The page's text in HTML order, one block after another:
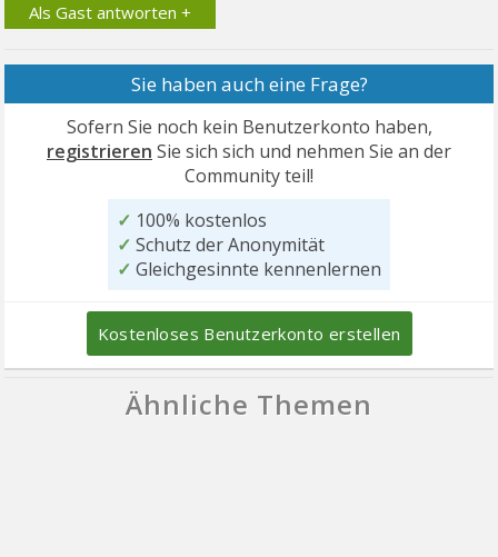
Als Gast antworten +
Sie haben auch eine Frage?
Sofern Sie noch kein Benutzerkonto haben,
registrieren Sie sich sich und nehmen Sie an der
Community teil!
✓ 100% kostenlos
✓ Schutz der Anonymität
✓ Gleichgesinnte kennenlernen
Kostenloses Benutzerkonto erstellen
Ähnliche Themen